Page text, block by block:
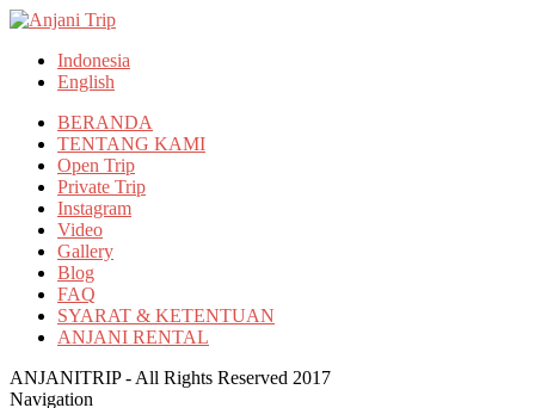
Indonesia
English
BERANDA
TENTANG KAMI
Open Trip
Private Trip
Instagram
Video
Gallery
Blog
FAQ
SYARAT & KETENTUAN
ANJANI RENTAL
ANJANITRIP - All Rights Reserved 2017
Navigation